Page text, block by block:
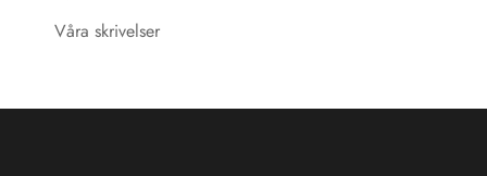
Våra skrivelser